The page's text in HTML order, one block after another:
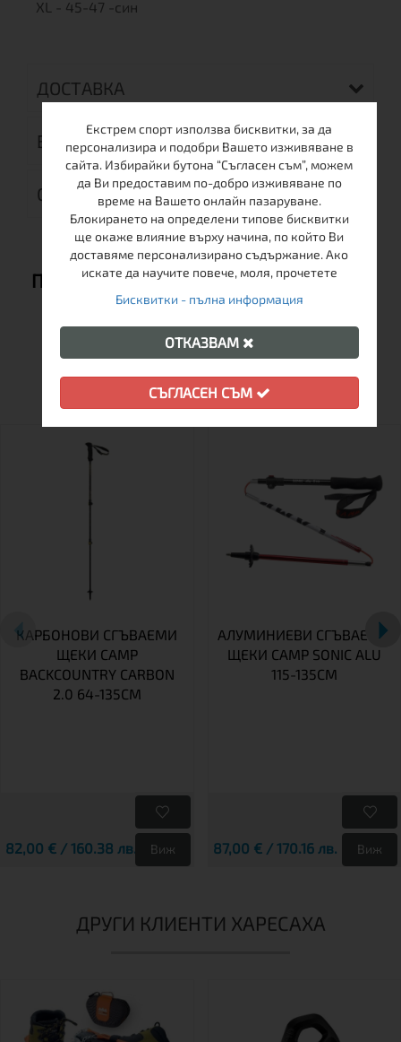
XL - 45-47 -син
ДОСТАВКА
ВРЪЩАНЕ
ОТЗИВИ (0)
ПРЕПОРЪЧВАМЕ ВИ СЪЩО:
КАРБОНОВИ СГЪВАЕМИ
ЩЕКИ CAMP
BACKCOUNTRY CARBON
2.0 64-135СМ
82,00 € / 160.38 лв. Виж
АЛУМИНИЕВИ СГЪВАЕМИ
ЩЕКИ CAMP SONIC ALU
115-135СМ
87,00 € / 170.16 лв. Виж
ДРУГИ КЛИЕНТИ ХАРЕСАХА
Екстрем спорт използва бисквитки, за да
персонализира и подобри Вашето изживяване в
сайта. Избирайки бутона “Съгласен съм”, можем
да Ви предоставим по-добро изживяване по
време на Вашето онлайн пазаруване.
Блокирането на определени типове бисквитки
ще окаже влияние върху начина, по който Ви
доставяме персонализирано съдържание. Ако
искате да научите повече, моля, прочетете
Бисквитки - пълна информация
ОТКАЗВАМ
СЪГЛАСЕН СЪМ